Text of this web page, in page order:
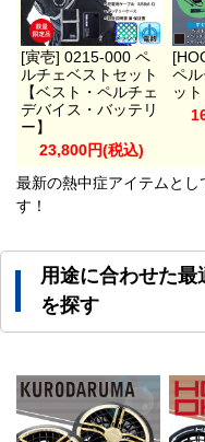
[寅壱] 0215-000 ペ
ルチェベストセット
【ベスト・ペルチェ
デバイス・バッテリ
ー】
23,800円(税込)
ペ
ット
最新の熱中症アイテムと
す！
用途に合わせた最
を探す